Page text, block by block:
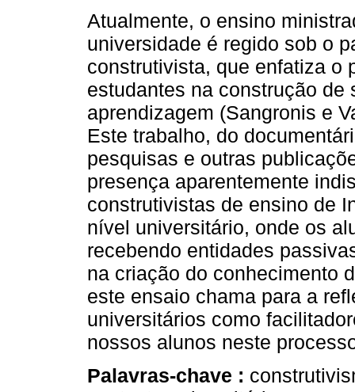
Atualmente, o ensino
universidade é regido sob o
construtivista, que enfatiza o
estudantes na construção de
aprendizagem (Sangronis e
Este trabalho, do
pesquisas e outras
presença aparentemente
construtivistas de ensino de
nível universitário, onde os
recebendo entidades
na criação do conhecimento
este ensaio chama para a
universitários como
nossos alunos neste
Palavras-chave :